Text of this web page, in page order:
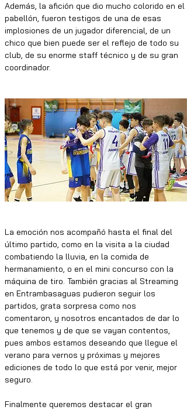
Además, la afición que dio mucho colorido en el
pabellón, fueron testigos de una de esas
implosiones de un jugador diferencial, de un
chico que bien puede ser el reflejo de todo su
club, de su enorme staff técnico y de su gran
coordinador.
La emoción nos acompañó hasta el final del
último partido, como en la visita a la ciudad
combatiendo la lluvia, en la comida de
hermanamiento, o en el mini concurso con la
máquina de tiro. También gracias al Streaming
en Entrambasaguas pudieron seguir los
partidos, grata sorpresa como nos
comentaron, y nosotros encantados de dar lo
que tenemos y de que se vayan contentos,
pues ambos estamos deseando que llegue el
verano para vernos y próximas y mejores
ediciones de todo lo que está por venir, mejor
seguro.
Finalmente queremos destacar el gran